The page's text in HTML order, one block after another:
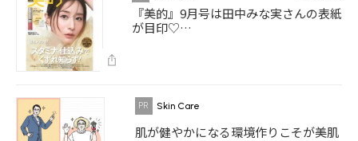
『美的』9月号は田中みな実さんの表紙
が目印♡…
Skin Care
肌が健やかになる環境作りこそが美肌